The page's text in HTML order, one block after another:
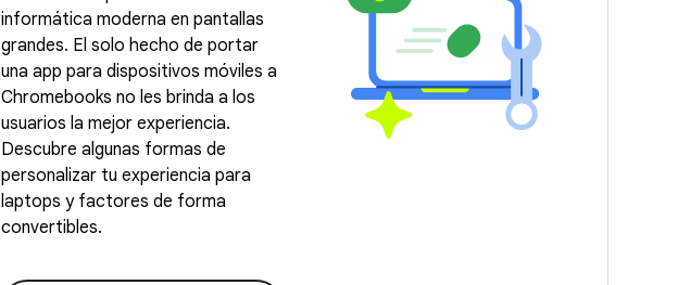
informática moderna en pantallas
grandes. El solo hecho de portar
una app para dispositivos móviles a
Chromebooks no les brinda a los
usuarios la mejor experiencia.
Descubre algunas formas de
personalizar tu experiencia para
laptops y factores de forma
convertibles.